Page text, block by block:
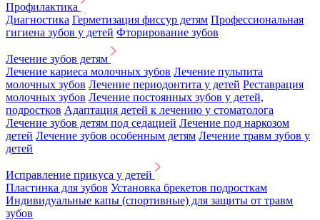
Профилактика
Диагностика Герметизация фиссур детям Профессиональная
гигиена зубов у детей Фторирование зубов
Лечение зубов детям
Лечение кариеса молочных зубов Лечение пульпита
молочных зубов Лечение периодонтита у детей Реставрация
молочных зубов Лечение постоянных зубов у детей,
подростков Адаптация детей к лечению у стоматолога
Лечение зубов детям под седацией Лечение под наркозом
детей Лечение зубов особенным детям Лечение травм зубов у
детей
Исправление прикуса у детей
Пластинка для зубов Установка брекетов подросткам
Индивидуальные капы (спортивные) для защиты от травм
зубов